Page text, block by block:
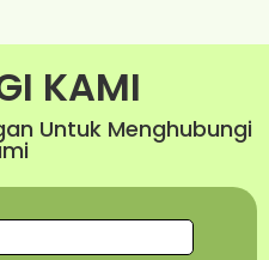
KAMI
Untuk Menghubungi